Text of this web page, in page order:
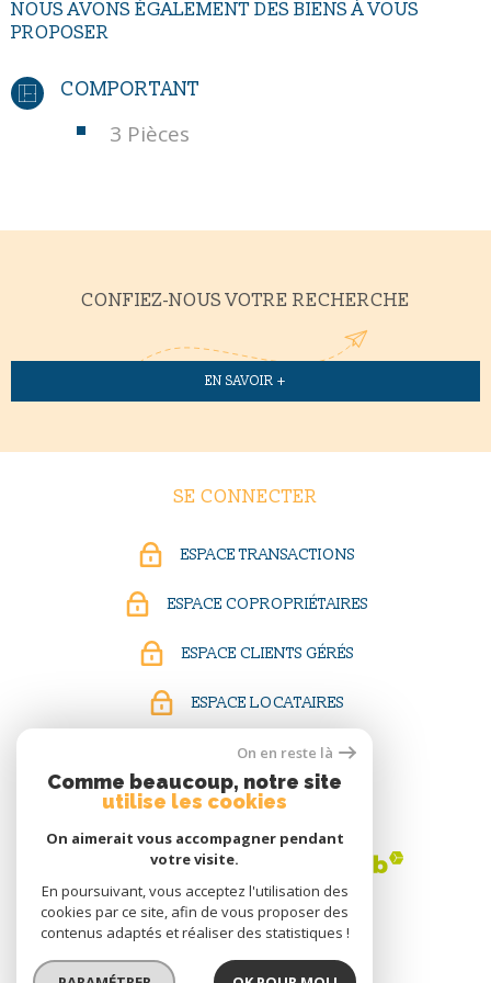
NOUS AVONS ÉGALEMENT DES BIENS À VOUS
PROPOSER
COMPORTANT
3 Pièces
CONFIEZ-NOUS VOTRE RECHERCHE
EN SAVOIR +
SE CONNECTER
ESPACE TRANSACTIONS
ESPACE COPROPRIÉTAIRES
ESPACE CLIENTS GÉRÉS
ESPACE LOCATAIRES
ADHÉRENTS
On en reste là
Comme beaucoup, notre site
utilise les cookies
On aimerait vous accompagner pendant
votre visite.
En poursuivant, vous acceptez l'utilisation des
cookies par ce site, afin de vous proposer des
contenus adaptés et réaliser des statistiques !